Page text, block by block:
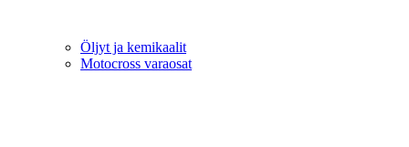
Öljyt ja kemikaalit
Motocross varaosat